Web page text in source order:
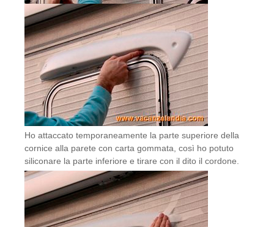
Ho attaccato temporaneamente la parte superiore della
cornice alla parete con carta gommata, così ho potuto
siliconare la parte inferiore e tirare con il dito il cordone.